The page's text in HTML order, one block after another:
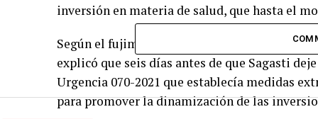
inversión en materia de salud, que hasta el
Según el fujimorista y presidente de la
explicó que seis días antes de que Sagasti
Urgencia 070-2021 que establecía medidas
para promover la dinamización de las